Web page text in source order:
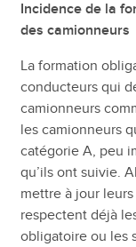
Incidence de la
des camionneurs
La formation
conducteurs qui
camionneurs
les camionneurs
catégorie A, peu
qu’ils ont suivie.
mettre à jour
respectent déjà
obligatoire ou les